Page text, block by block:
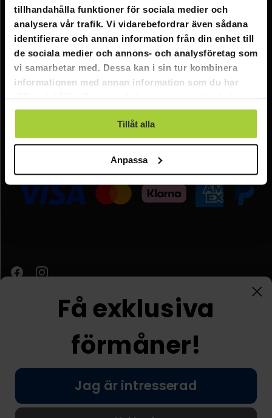
tillhandahålla funktioner för sociala medier och
analysera vår trafik. Vi vidarebefordrar även sådana
identifierare och annan information från din enhet till
de sociala medier och annons- och analysföretag som
vi samarbetar med. Dessa kan i sin tur kombinera
informationen med annan information som du har
använt deras tjänster.
Tillåt alla
Anpassa
Returer
Kontakta oss
E-post: info@nordicprostore.se
Adressuppgifter:Elimägatan 15, 00510 Helsingfors, Finland
FI09931637
© Nordic Prostore 2026
Allmänna villkor
Få exklusiva
förmåner!
Jag är intresserad